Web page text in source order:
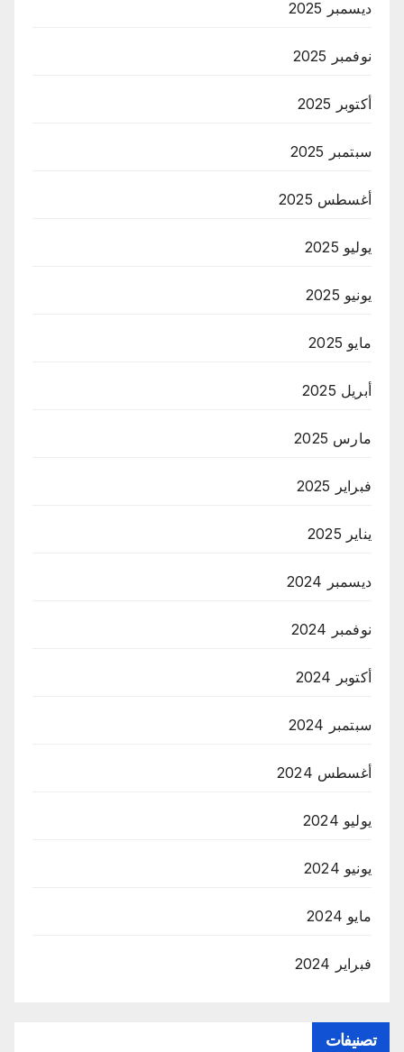
ديسمبر 2025
نوفمبر 2025
أكتوبر 2025
سبتمبر 2025
أغسطس 2025
يوليو 2025
يونيو 2025
مايو 2025
أبريل 2025
مارس 2025
فبراير 2025
يناير 2025
ديسمبر 2024
نوفمبر 2024
أكتوبر 2024
سبتمبر 2024
أغسطس 2024
يوليو 2024
يونيو 2024
مايو 2024
فبراير 2024
تصنيفات